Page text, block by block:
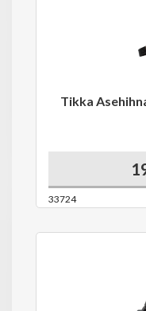
Tikka
33724